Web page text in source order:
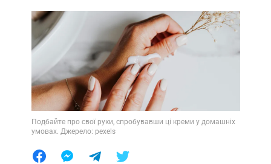
Подбайте про свої руки, спробувавши ці креми у домашніх
умовах. Джерело: pexels